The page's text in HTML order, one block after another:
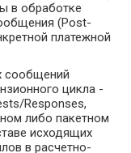
в обработке
(Post-
платежной
сообщений
цикла -
Responses,
либо пакетном
исходящих
в расчетно-